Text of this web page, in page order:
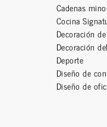
Cadenas
Cocina
Decoración
Decoración
Deporte
Diseño de
Diseño de